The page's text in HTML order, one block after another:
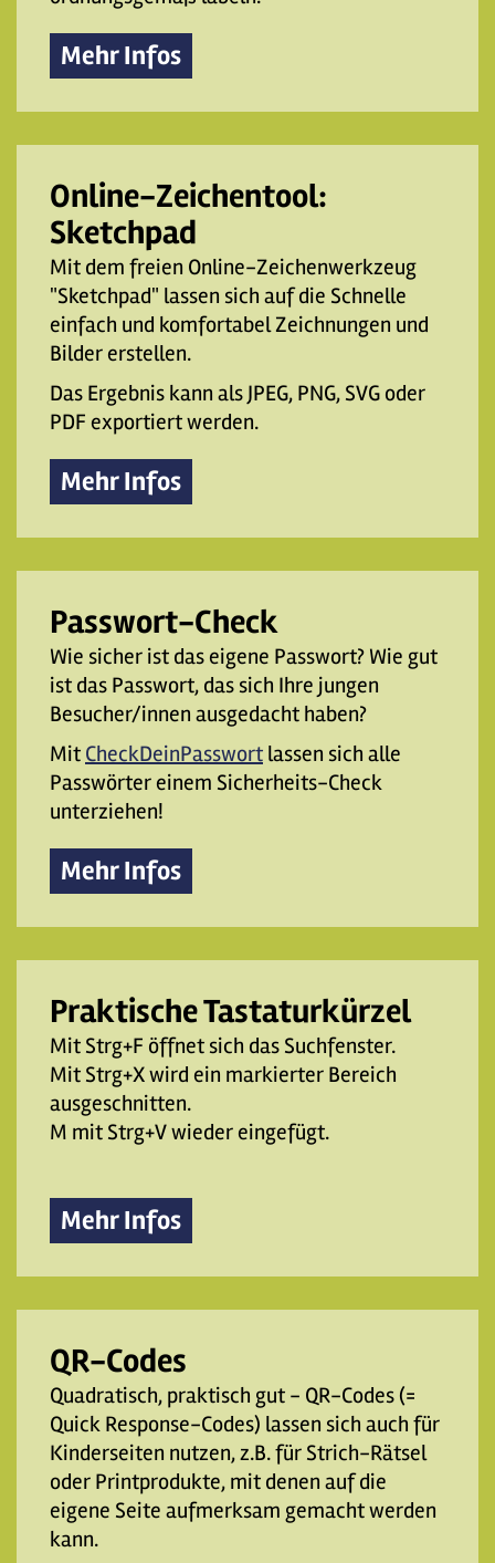
Mehr Infos
Online-Zeichentool:
Sketchpad
Mit dem freien Online-Zeichenwerkzeug
"Sketchpad" lassen sich auf die Schnelle
einfach und komfortabel Zeichnungen und
Bilder erstellen.
Das Ergebnis kann als JPEG, PNG, SVG oder
PDF exportiert werden.
Mehr Infos
Passwort-Check
Wie sicher ist das eigene Passwort? Wie gut
ist das Passwort, das sich Ihre jungen
Besucher/innen ausgedacht haben?
Mit CheckDeinPasswort lassen sich alle
Passwörter einem Sicherheits-Check
unterziehen!
Mehr Infos
Praktische Tastaturkürzel
Mit Strg+F öffnet sich das Suchfenster.
Mit Strg+X wird ein markierter Bereich
ausgeschnitten.
M mit Strg+V wieder eingefügt.
Mehr Infos
QR-Codes
Quadratisch, praktisch gut - QR-Codes (=
Quick Response-Codes) lassen sich auch für
Kinderseiten nutzen, z.B. für Strich-Rätsel
oder Printprodukte, mit denen auf die
eigene Seite aufmerksam gemacht werden
kann.